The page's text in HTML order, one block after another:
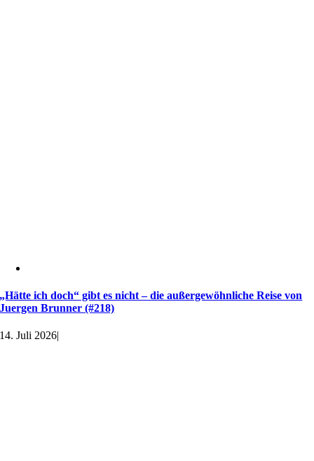
„Hätte ich doch“ gibt es nicht – die außergewöhnliche Reise von
Juergen Brunner (#218)
14. Juli 2026|